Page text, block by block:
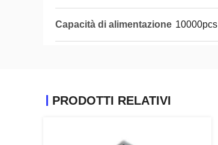
Capacità di alimentazione 10000pcs
PRODOTTI RELATIVI